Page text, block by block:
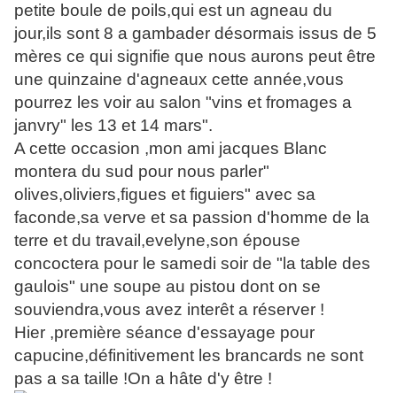
petite boule de poils,qui est un agneau du
jour,ils sont 8 a gambader désormais issus de 5
mères ce qui signifie que nous aurons peut être
une quinzaine d'agneaux cette année,vous
pourrez les voir au salon "vins et fromages a
janvry" les 13 et 14 mars".
A cette occasion ,mon ami jacques Blanc
montera du sud pour nous parler"
olives,oliviers,figues et figuiers" avec sa
faconde,sa verve et sa passion d'homme de la
terre et du travail,evelyne,son épouse
concoctera pour le samedi soir de "la table des
gaulois" une soupe au pistou dont on se
souviendra,vous avez interêt a réserver !
Hier ,première séance d'essayage pour
capucine,définitivement les brancards ne sont
pas a sa taille !On a hâte d'y être !